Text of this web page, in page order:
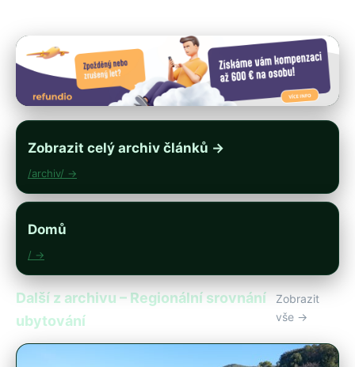
Zobrazit celý archiv článků →
/archiv/ →
Domů
/ →
Další z archivu – Regionální srovnání
ubytování
Zobrazit
vše →